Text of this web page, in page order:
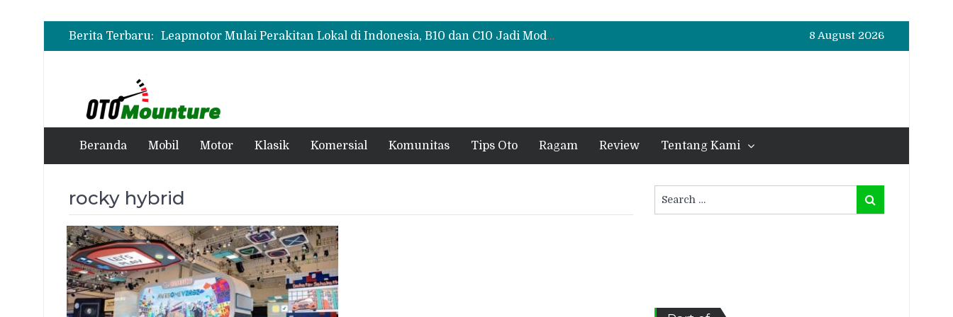
Berita Terbaru:
Test Drive Suzuki Fronx SGX Hybrid Kuro di GIIAS 2026, Peserta Soroti Desain Sporty dan DVR
Leapmotor Mulai Perakitan Lokal di Indonesia, B10 dan C10 Jadi Model Perdana
Polytron G3+ Special Collaboration Meluncur di GIIAS 2026, Tampil Makin Gahar dengan Two-Tone
8 August 2026
Beranda Mobil Motor Klasik Komersial Komunitas Tips Oto Ragam Review Tentang Kami
rocky hybrid
for:
Search